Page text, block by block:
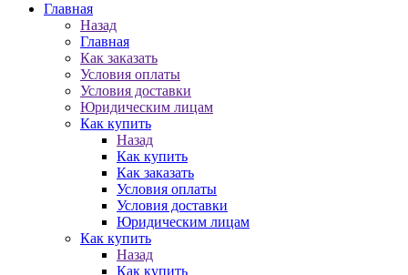
Главная
Назад
Главная
Как заказать
Условия оплаты
Условия доставки
Юридическим лицам
Как купить
Назад
Как купить
Как заказать
Условия оплаты
Условия доставки
Юридическим лицам
Как купить
Назад
Как купить